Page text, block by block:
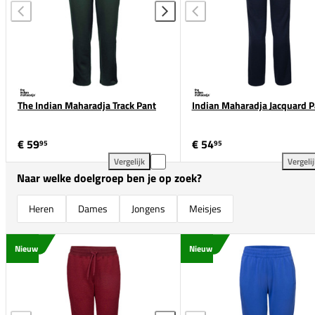
The Indian Maharadja Track Pant
€ 5995
Vergelijk
The Indian Maharadja Track Pant toevoegen aan
Indian Maharadja Jacquard
€ 5495
Naar welke doelgroep ben je op zoek?
Heren Dames Jongens Meisjes
Nieuw Nieuw